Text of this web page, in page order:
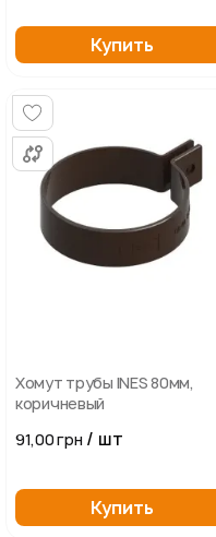
Купить
Хомут трубы INES 80мм,
коричневый
91,00 грн / шт
Купить